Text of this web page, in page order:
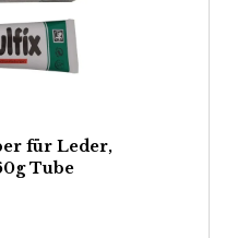
für Leder,
Tube